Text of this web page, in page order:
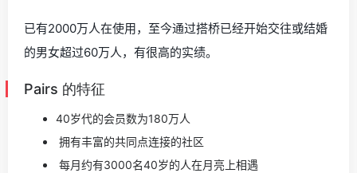
已有2000万人在使用，至今通过搭桥已经开始交往或结婚
的男女超过60万人，有很高的实绩。
Pairs 的特征
40岁代的会员数为180万人
拥有丰富的共同点连接的社区
每月约有3000名40岁的人在月亮上相遇